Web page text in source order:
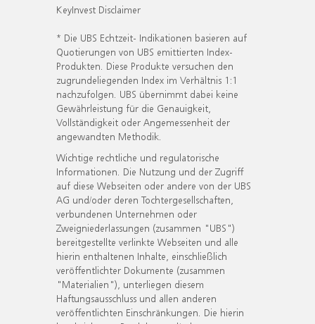
KeyInvest Disclaimer
* Die UBS Echtzeit- Indikationen basieren auf
Quotierungen von UBS emittierten Index-
Produkten. Diese Produkte versuchen den
zugrundeliegenden Index im Verhältnis 1:1
nachzufolgen. UBS übernimmt dabei keine
Gewährleistung für die Genauigkeit,
Vollständigkeit oder Angemessenheit der
angewandten Methodik.
Wichtige rechtliche und regulatorische
Informationen. Die Nutzung und der Zugriff
auf diese Webseiten oder andere von der UBS
AG und/oder deren Tochtergesellschaften,
verbundenen Unternehmen oder
Zweigniederlassungen (zusammen "UBS")
bereitgestellte verlinkte Webseiten und alle
hierin enthaltenen Inhalte, einschließlich
veröffentlichter Dokumente (zusammen
"Materialien"), unterliegen diesem
Haftungsausschluss und allen anderen
veröffentlichten Einschränkungen. Die hierin